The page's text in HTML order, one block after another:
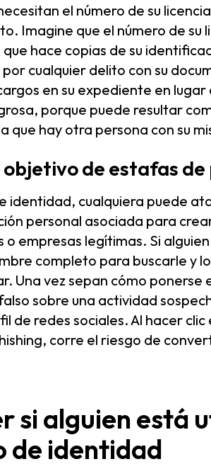
el número de su
Imagine que el número de su
hace copias de su
cualquier delito con su
en su expediente en
porque puede resultar
que hay otra persona con su
de estafas de
identidad, cualquiera puede
personal asociada para
o empresas legítimas. Si
completo para buscarle y
Una vez sepan cómo
sobre una actividad
de redes sociales. Al hacer
corre el riesgo de
si alguien está
de identidad